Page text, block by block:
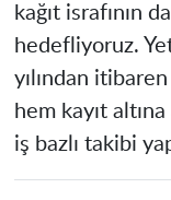
kağıt israfının
hedefliyoruz.
yılından
hem kayıt
iş bazlı takibi